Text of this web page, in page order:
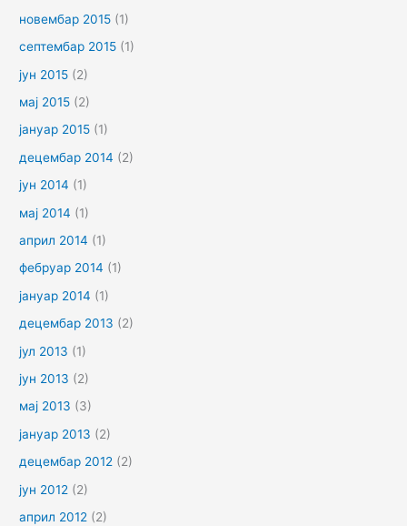
новембар 2015 (1)
септембар 2015 (1)
јун 2015 (2)
мај 2015 (2)
јануар 2015 (1)
децембар 2014 (2)
јун 2014 (1)
мај 2014 (1)
април 2014 (1)
фебруар 2014 (1)
јануар 2014 (1)
децембар 2013 (2)
јул 2013 (1)
јун 2013 (2)
мај 2013 (3)
јануар 2013 (2)
децембар 2012 (2)
јун 2012 (2)
април 2012 (2)